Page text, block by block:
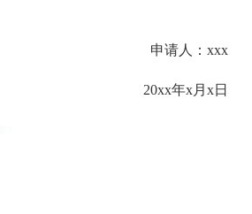
申请 人：xxx
20xx年x月x日